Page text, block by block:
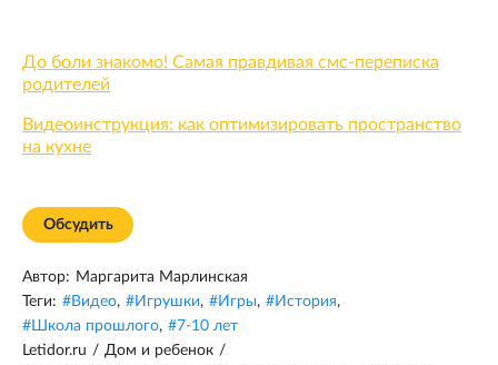
До боли знакомо! Самая правдивая смс-переписка
родителей
Видеоинструкция: как оптимизировать пространство
на кухне
Обсудить
Автор: Маргарита Марлинская
Теги: #Видео, #Игрушки, #Игры, #История,
#Школа прошлого, #7-10 лет
Letidor.ru / Дом и ребенок /